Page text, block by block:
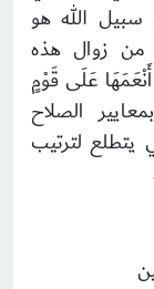
سبيل الله هو
من زوال هذه
عَلَى قَوْمٍ
الصلاح
يتطلع لترتيب